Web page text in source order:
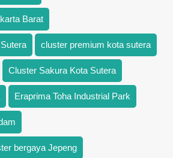
Barat
cluster premium kota sutera
Cluster Sakura Kota Sutera
Eraprima Toha Industrial Park
bergaya Jepeng